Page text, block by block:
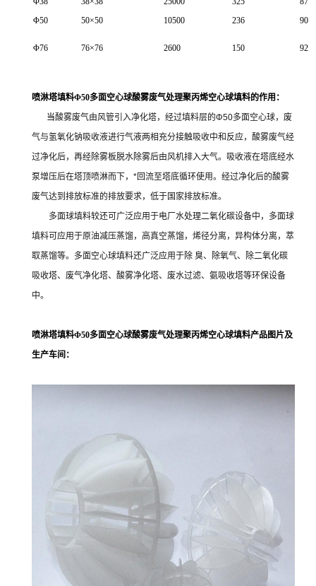
Φ50
50×50 10500 236 90
Φ76 76×76 2600 150 92
喷淋塔填料Φ50多面空心球酸雾废气处理聚丙烯空心球填料的作用：
当酸雾废气由风管引入净化塔，经过填料层的Φ50多面空心球，废
气与氢氧化钠吸收液进行气液两相充分接触吸收中和反应，酸雾废气经
过净化后，再经除雾板脱水除雾后由风机排入大气。吸收液在塔底经水
泵增压后在塔顶喷淋而下，*回流至塔底循环使用。经过净化后的酸雾
废气达到排放标准的排放要求，低于国家排放标准。
多面球填料较还可广泛应用于电厂水处理二氧化碳设备中，多面球
填料可应用于原油减压蒸馏，高真空蒸馏，烯径分离，异构体分离，萃
取蒸馏等。多面空心球填料还广泛应用于除 臭、除氧气、除二氧化碳
吸收塔、废气净化塔、酸雾净化塔、废水过滤、氨吸收塔等环保设备
中。
喷淋塔填料Φ50多面空心球酸雾废气处理聚丙烯空心球填料产品图片及
生产车间：